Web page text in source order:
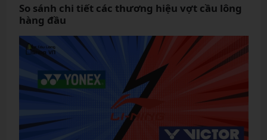
So sánh chi tiết các thương hiệu vợt cầu lông
hàng đầu